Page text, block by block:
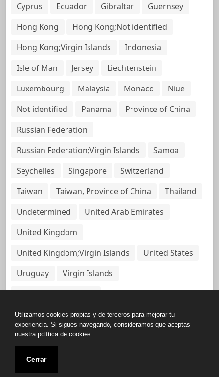
Cyprus
Ecuador Gibraltar
Guernsey
Hong Kong
Hong Kong;Not identified
Hong Kong;Virgin Islands
Indonesia
Isle of Man
Jersey
Liechtenstein
Luxembourg
Malaysia Monaco
Niue
Not identified
Panama
Province of China
Russian Federation
Russian Federation;Virgin Islands
Samoa
Seychelles
Singapore
Switzerland
Taiwan
Taiwan, Province of China
Thailand
Undetermined
United Arab Emirates
United Kingdom
United Kingdom;Virgin Islands
United States
Uruguay
Virgin Islands
Virgin Islands, British
Copyright © All rights reserved.
Base de Datos de Papeles Del Panamá
Utilizamos cookies propias y de terceros para mejorar tu
experiencia. Si sigues navegando, consideramos que aceptas
nuestra política de cookies
Cerrar